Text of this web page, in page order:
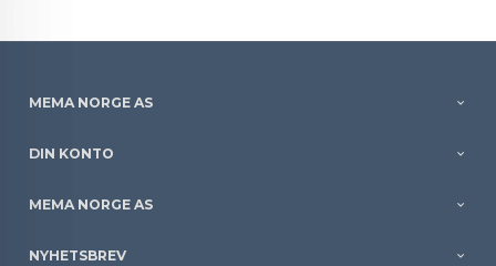
MEMA NORGE AS
DIN KONTO
MEMA NORGE AS
NYHETSBREV